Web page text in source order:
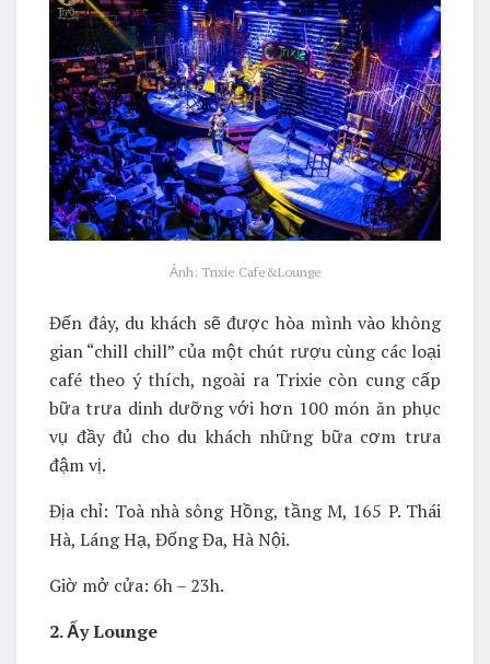
Ảnh: Trixie Cafe&Lounge
Đến đây, du khách sẽ được hòa mình vào không
gian “chill chill” của một chút rượu cùng các loại
café theo ý thích, ngoài ra Trixie còn cung cấp
bữa trưa dinh dưỡng với hơn 100 món ăn phục
vụ đầy đủ cho du khách những bữa cơm trưa
đậm vị.
Địa chỉ: Toà nhà sông Hồng, tầng M, 165 P. Thái
Hà, Láng Hạ, Đống Đa, Hà Nội.
Giờ mở cửa: 6h – 23h.
2. Ấy Lounge